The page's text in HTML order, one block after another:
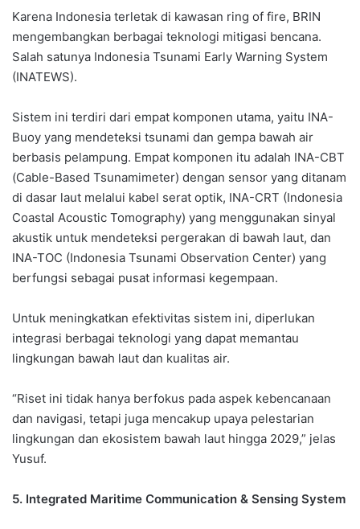
Karena Indonesia terletak di kawasan ring of fire, BRIN
mengembangkan berbagai teknologi mitigasi bencana.
Salah satunya Indonesia Tsunami Early Warning System
(INATEWS).
Sistem ini terdiri dari empat komponen utama, yaitu INA-
Buoy yang mendeteksi tsunami dan gempa bawah air
berbasis pelampung. Empat komponen itu adalah INA-CBT
(Cable-Based Tsunamimeter) dengan sensor yang ditanam
di dasar laut melalui kabel serat optik, INA-CRT (Indonesia
Coastal Acoustic Tomography) yang menggunakan sinyal
akustik untuk mendeteksi pergerakan di bawah laut, dan
INA-TOC (Indonesia Tsunami Observation Center) yang
berfungsi sebagai pusat informasi kegempaan.
Untuk meningkatkan efektivitas sistem ini, diperlukan
integrasi berbagai teknologi yang dapat memantau
lingkungan bawah laut dan kualitas air.
“Riset ini tidak hanya berfokus pada aspek kebencanaan
dan navigasi, tetapi juga mencakup upaya pelestarian
lingkungan dan ekosistem bawah laut hingga 2029,” jelas
Yusuf.
5. Integrated Maritime Communication & Sensing System